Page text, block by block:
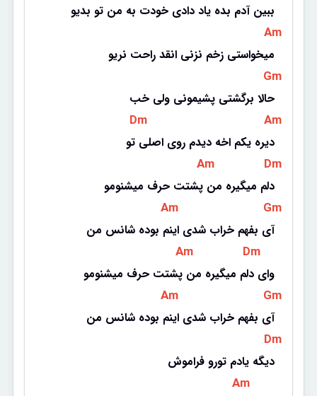
ببین آدم بده یاد دادی خودت به من تو بدیو
Am
میخواستی زخم نزنی انقد راحت نریو
Gm
حالا برگشتی پشیمونی ولی خب
Dm Am
دیره یکم اخه دیدم روی اصلی تو
Am Dm
دلم میگیره من پشتت حرف میشنومو
Am Gm
آی بفهم خراب شدی اینم بوده شانس من
Am Dm
وای دلم میگیره من پشتت حرف میشنومو
Am Gm
آی بفهم خراب شدی اینم بوده شانس من
Dm
دیگه یادم تورو فراموش
Am